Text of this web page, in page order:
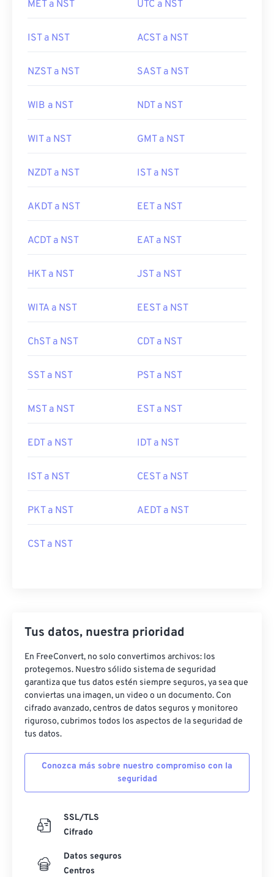
MET a NST UTC a NST
IST a NST ACST a NST
NZST a NST SAST a NST
WIB a NST NDT a NST
WIT a NST GMT a NST
NZDT a NST IST a NST
AKDT a NST EET a NST
ACDT a NST EAT a NST
HKT a NST JST a NST
WITA a NST EEST a NST
ChST a NST CDT a NST
SST a NST PST a NST
MST a NST EST a NST
EDT a NST IDT a NST
IST a NST CEST a NST
PKT a NST AEDT a NST
CST a NST
Tus datos, nuestra prioridad
En FreeConvert, no solo convertimos archivos: los
protegemos. Nuestro sólido sistema de seguridad
garantiza que tus datos estén siempre seguros, ya sea que
conviertas una imagen, un video o un documento. Con
cifrado avanzado, centros de datos seguros y monitoreo
riguroso, cubrimos todos los aspectos de la seguridad de
tus datos.
Conozca más sobre nuestro compromiso con la
seguridad
SSL/TLS
Cifrado
Datos seguros
Centros